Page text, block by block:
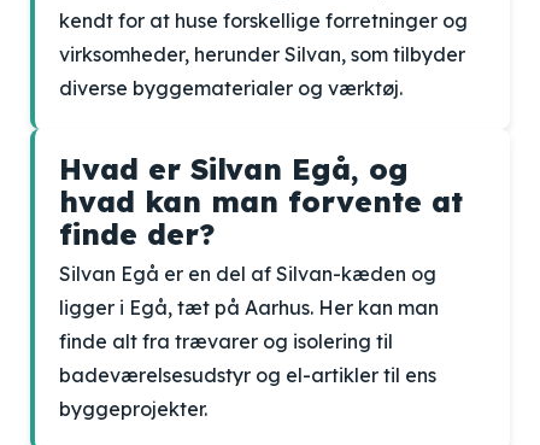
kendt for at huse forskellige forretninger og
virksomheder, herunder Silvan, som tilbyder
diverse byggematerialer og værktøj.
Hvad er Silvan Egå, og
hvad kan man forvente at
finde der?
Silvan Egå er en del af Silvan-kæden og
ligger i Egå, tæt på Aarhus. Her kan man
finde alt fra trævarer og isolering til
badeværelsesudstyr og el-artikler til ens
byggeprojekter.